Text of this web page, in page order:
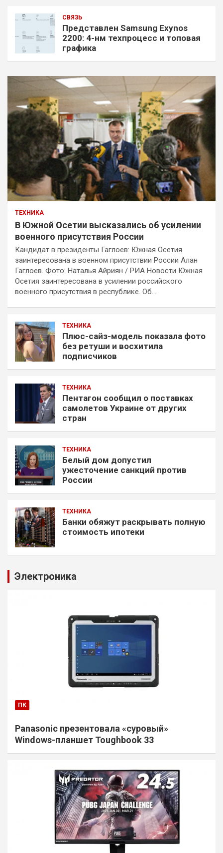
СВЯЗЬ
Представлен Samsung Exynos
2200: 4-нм техпроцесс и топовая
графика
ТЕХНИКА
В Южной Осетии высказались об усилении
военного присутствия России
Кандидат в президенты Гаглоев: Южная Осетия
заинтересована в военном присутствии России Алан
Гаглоев. Фото: Наталья Айриян / РИА Новости Южная
Осетия заинтересована в усилении российского
военного присутствия в республике. Об…
ТЕХНИКА
Плюс-сайз-модель показала фото
без ретуши и восхитила
подписчиков
ТЕХНИКА
Пентагон сообщил о поставках
самолетов Украине от других
стран
ТЕХНИКА
Белый дом допустил
ужесточение санкций против
России
ТЕХНИКА
Банки обяжут раскрывать полную
стоимость ипотеки
Электроника
ПК
Panasonic презентовала «суровый»
Windows-планшет Toughbook 33